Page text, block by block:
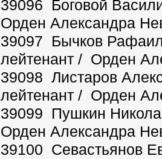
39096 Боговой
Орден Александра
39097 Бычков Рафаил
лейтенант / Орден
39098 Листаров
лейтенант / Орден
39099 Пушкин
Орден Александра
39100 Севастьянов